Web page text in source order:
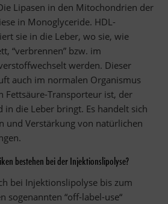
Lipasen in den Mitochondrien der
in Monoglyceride. HDL-
sie in die Leber, wo sie, wie
“verbrennen” bzw. im
werden. Dieser
auch im normalen Organismus
Fettsäure-Transporteur ist, der
in die Leber bringt. Es handelt sich
und Verstärkung von natürlichen
bestehen bei der Injektionslipolyse?
bei Injektionslipolyse bis zum
sogenannten “off-label-use“